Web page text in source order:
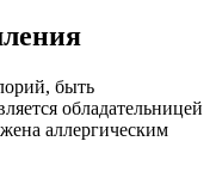
быть
обладательницей
аллергическим